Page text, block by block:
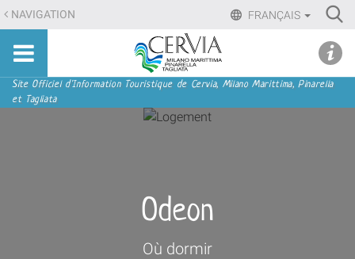
Aller
au
contenu.
Aller
à
FRANÇAIS
NAVIGATION
Sito
turistico
ufficiale
Cervia,
Tagliata
Navigation
Site Officiel d'Information Touristique de Cervia, Milano Marittima, Pinarella
et Tagliata
Odeon
Où dormir
menu